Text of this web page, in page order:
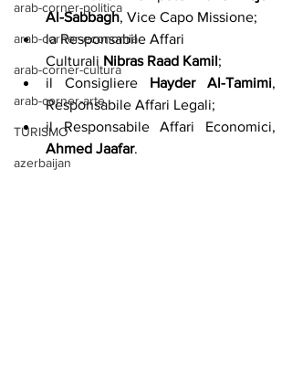
arab-corner-politica
arab-corner-economia
arab-corner-cultura
arab-corner-arte
TURISMO
azerbaijan
Al-Sabbagh, Vice Capo Missione;
la Responsabile Affari
Culturali Nibras Raad Kamil;
il Consigliere Hayder Al-Tamimi,
Responsabile Affari Legali;
Ahmed Jaafar.